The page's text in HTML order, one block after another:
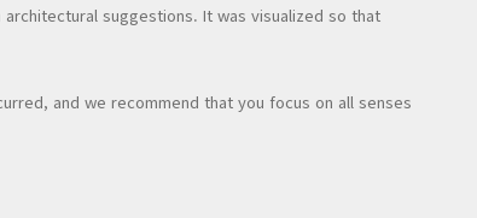
suggestions. It was visualized so that
and we recommend that you focus on all senses